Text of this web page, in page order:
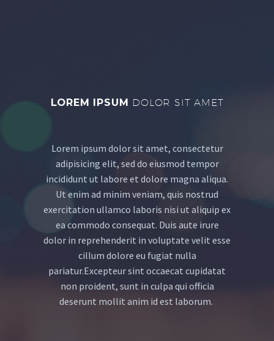
LOREM IPSUM DOLOR SIT AMET
Lorem ipsum dolor sit amet, consectetur
adipisicing elit, sed do eiusmod tempor
incididunt ut labore et dolore magna aliqua.
Ut enim ad minim veniam, quis nostrud
exercitation ullamco laboris nisi ut aliquip ex
ea commodo consequat. Duis aute irure
dolor in reprehenderit in voluptate velit esse
cillum dolore eu fugiat nulla
pariatur.Excepteur sint occaecat cupidatat
non proident, sunt in culpa qui officia
deserunt mollit anim id est laborum.